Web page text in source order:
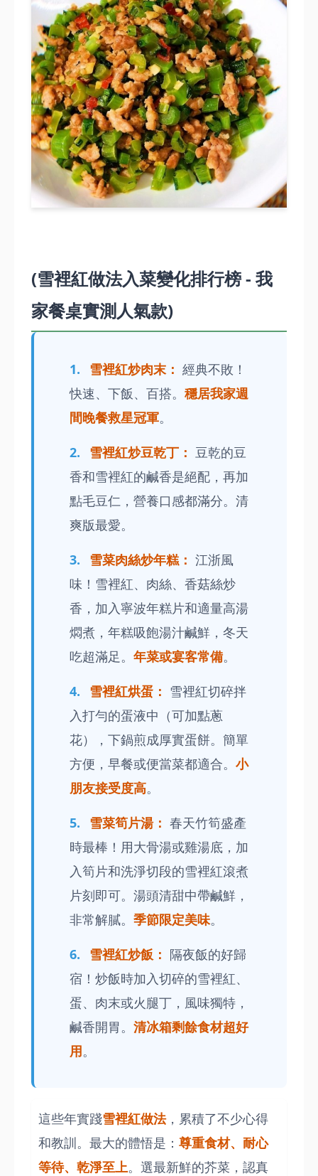
(雪裡紅做法入菜變化排行榜 - 我
家餐桌實測人氣款)
雪裡紅炒肉末： 經典不敗！
快速、下飯、百搭。 穩居我家週
間晚餐救星冠軍。
雪裡紅炒豆乾丁： 豆乾的豆
香和雪裡紅的鹹香是絕配，再加
點毛豆仁，營養口感都滿分。清
爽版最愛。
雪菜肉絲炒年糕： 江浙風
味！雪裡紅、肉絲、香菇絲炒
香，加入寧波年糕片和適量高湯
燜煮，年糕吸飽湯汁鹹鮮，冬天
吃超滿足。 年菜或宴客常備。
雪裡紅烘蛋： 雪裡紅切碎拌
入打勻的蛋液中（可加點蔥
花），下鍋煎成厚實蛋餅。簡單
方便，早餐或便當菜都適合。 小
朋友接受度高。
雪菜筍片湯： 春天竹筍盛產
時最棒！用大骨湯或雞湯底，加
入筍片和洗淨切段的雪裡紅滾煮
片刻即可。湯頭清甜中帶鹹鮮，
非常解膩。 季節限定美味。
雪裡紅炒飯： 隔夜飯的好歸
宿！炒飯時加入切碎的雪裡紅、
蛋、肉末或火腿丁，風味獨特，
鹹香開胃。 清冰箱剩餘食材超好
用。
這些年實踐雪裡紅做法，累積了不少心得
和教訓。最大的體悟是： 尊重食材、耐心
等待、乾淨至上。選最新鮮的芥菜，認真